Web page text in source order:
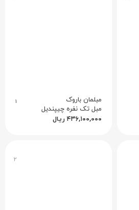
مبلمان باروک ۱
مبل تک نفره چیپندیل
۴۳۶,۱۰۰,۰۰۰ ریال
۲